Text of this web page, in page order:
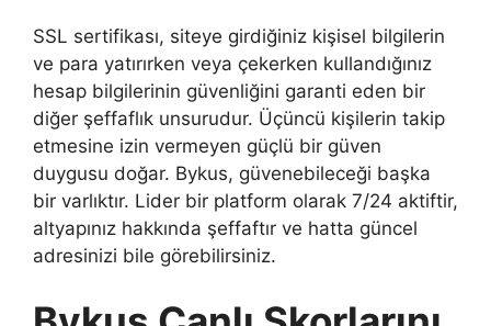
SSL sertifikası, siteye girdiğiniz kişisel bilgilerin
ve para yatırırken veya çekerken kullandığınız
hesap bilgilerinin güvenliğini garanti eden bir
diğer şeffaflık unsurudur. Üçüncü kişilerin takip
etmesine izin vermeyen güçlü bir güven
duygusu doğar. Bykus, güvenebileceği başka
bir varlıktır. Lider bir platform olarak 7/24 aktiftir,
altyapınız hakkında şeffaftır ve hatta güncel
adresinizi bile görebilirsiniz.